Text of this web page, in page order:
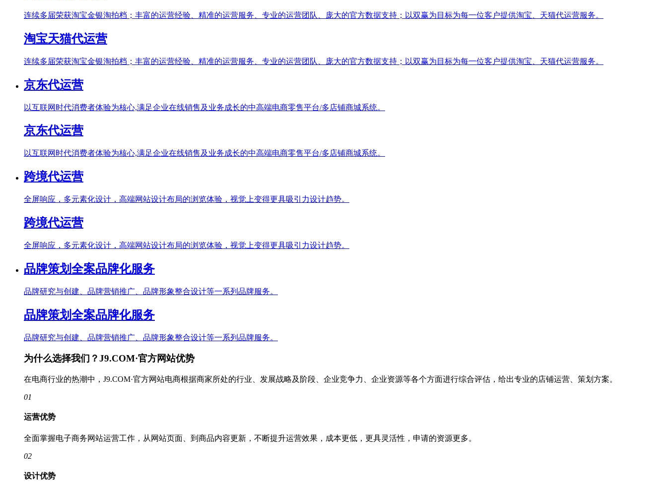
连续多届荣获淘宝金银淘拍档；丰富的运营经验、精准的运营服务、专业的运营团队、庞大的官方数据支持；以双赢为目标为每一位客户提供淘宝、天猫代运营服务。
淘宝天猫代运营
连续多届荣获淘宝金银淘拍档；丰富的运营经验、精准的运营服务、专业的运营团队、庞大的官方数据支持；以双赢为目标为每一位客户提供淘宝、天猫代运营服务。
京东代运营
以互联网时代消费者体验为核心,满足企业在线销售及业务成长的中高端电商零售平台/多店铺商城系统。
京东代运营
以互联网时代消费者体验为核心,满足企业在线销售及业务成长的中高端电商零售平台/多店铺商城系统。
跨境代运营
全屏响应，多元素化设计，高端网站设计布局的浏览体验，视觉上变得更具吸引力设计趋势。
跨境代运营
全屏响应，多元素化设计，高端网站设计布局的浏览体验，视觉上变得更具吸引力设计趋势。
品牌策划全案品牌化服务
品牌研究与创建、品牌营销推广、品牌形象整合设计等一系列品牌服务。
品牌策划全案品牌化服务
品牌研究与创建、品牌营销推广、品牌形象整合设计等一系列品牌服务。
为什么选择我们？J9.COM·官方网站优势
在电商行业的热潮中，J9.COM·官方网站电商根据商家所处的行业、发展战略及阶段、企业竞争力、企业资源等各个方面进行综合评估，给出专业的店铺运营、策划方案。
01
运营优势
全面掌握电子商务网站运营工作，从网站页面、到商品内容更新，不断提升运营效果，成本更低，更具灵活性，申请的资源更多。
02
设计优势